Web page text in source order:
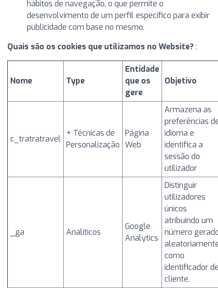
hábitos de navegação, o que permite o
desenvolvimento de um perfil específico para exibir
publicidade com base no mesmo.
Quais são os cookies que utilizamos no Website? :
Nome Type
Entidade
que os
gere
Objetivo
c_tratratravel
+ Técnicas de
Personalização
Página
Web
Armazena as
preferências
idioma e
identifica a
sessão do
utilizador
_ga Analíticos
Google
Analytics
Distinguir
utilizadores
únicos
atribuindo um
número
como
identificador
cliente.